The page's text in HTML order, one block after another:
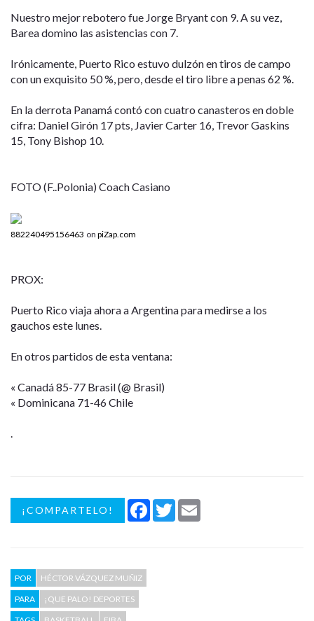
Nuestro mejor rebotero fue Jorge Bryant con 9. A su vez,
Barea domino las asistencias con 7.
Irónicamente, Puerto Rico estuvo dulzón en tiros de campo
con un exquisito 50 %, pero, desde el tiro libre a penas 62 %.
En la derrota Panamá contó con cuatro canasteros en doble
cifra: Daniel Girón 17 pts, Javier Carter 16, Trevor Gaskins
15, Tony Bishop 10.
FOTO (F..Polonia) Coach Casiano
882240495156463 on piZap.com
PROX:
Puerto Rico viaja ahora a Argentina para medirse a los
gauchos este lunes.
En otros partidos de esta ventana:
« Canadá 85-77 Brasil (@ Brasil)
« Dominicana 71-46 Chile
¡COMPARTELO! Facebook
Twitter
POR
HÉCTOR VÁZQUEZ MUÑIZ
PARA
¡QUE PALO! DEPORTES